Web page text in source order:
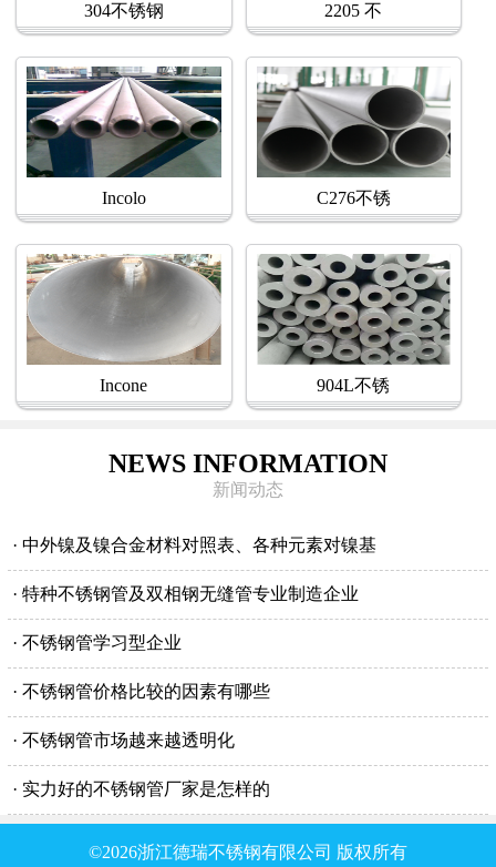
304不锈钢 2205 不
Incolo C276不锈
Incone 904L不锈
NEWS INFORMATION
新闻动态
· 中外镍及镍合金材料对照表、各种元素对镍基
· 特种不锈钢管及双相钢无缝管专业制造企业
· 不锈钢管学习型企业
· 不锈钢管价格比较的因素有哪些
· 不锈钢管市场越来越透明化
· 实力好的不锈钢管厂家是怎样的
©2026浙江德瑞不锈钢有限公司 版权所有